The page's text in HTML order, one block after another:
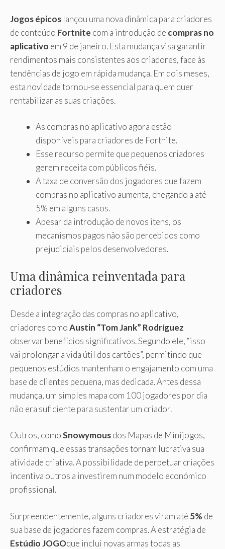
Jogos épicos lançou uma nova dinâmica para criadores
de conteúdo Fortnite com a introdução de compras no
aplicativo em 9 de janeiro. Esta mudança visa garantir
rendimentos mais consistentes aos criadores, face às
tendências de jogo em rápida mudança. Em dois meses,
esta novidade tornou-se essencial para quem quer
rentabilizar as suas criações.
As compras no aplicativo agora estão
disponíveis para criadores de Fortnite.
Esse recurso permite que pequenos criadores
gerem receita com públicos fiéis.
A taxa de conversão dos jogadores que fazem
compras no aplicativo aumenta, chegando a até
5% em alguns casos.
Apesar da introdução de novos itens, os
mecanismos pagos não são percebidos como
prejudiciais pelos desenvolvedores.
Uma dinâmica reinventada para
criadores
Desde a integração das compras no aplicativo,
criadores comoAustin “Tom Jank” Rodríguez
observar benefícios significativos. Segundo ele, “isso
vai prolongar a vida útil dos cartões”, permitindo que
pequenos estúdios mantenham o engajamento com uma
base de clientes pequena, mas dedicada. Antes dessa
mudança, um simples mapa com 100 jogadores por dia
não era suficiente para sustentar um criador.
Outros, comoSnowymousdos Mapas de Minijogos,
confirmam que essas transações tornam lucrativa sua
atividade criativa. A possibilidade de perpetuar criações
incentiva outros a investirem num modelo económico
profissional.
Surpreendentemente, alguns criadores viram até 5% de
sua base de jogadores fazem compras. A estratégia de
Estúdio JOGOque inclui novas armas todas as